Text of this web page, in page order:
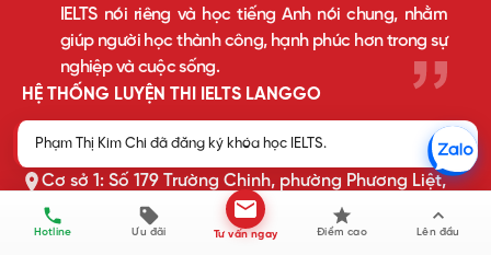
Hotline Ưu đãi Tư vấn ngay Điểm cao Lên đầu
Phạm Thị Kim Chi đã đăng ký khóa học IELTS.
IELTS nói riêng và học tiếng Anh nói chung, nhằm
giúp người học thành công, hạnh phúc hơn trong sự
nghiệp và cuộc sống.
HỆ THỐNG LUYỆN THI IELTS LANGGO
VPT: Số 201 Cầu Giấy, phường Cầu Giấy, TP Hà Nội
Cơ sở 1: Số 179 Trường Chinh, phường Phương Liệt,
TP Hà Nội
Cơ sở 2: Số 8 Nguyễn Khuyến, phường Hà Đông, TP